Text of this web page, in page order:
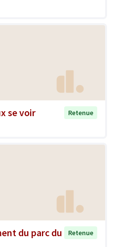
se voir
Retenue
du parc du
Retenue